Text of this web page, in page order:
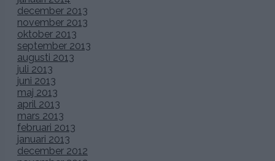
december 2013
november 2013
oktober 2013
september 2013
augusti 2013
juli 2013
juni 2013
maj 2013
april 2013
mars 2013
februari 2013
januari 2013
december 2012